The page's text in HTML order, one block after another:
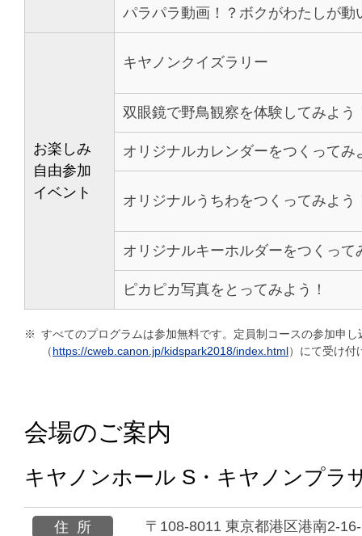
パラパラ動画！？ボクがわたしが動
お楽しみ
自由参加
イベント
キヤノンクイズラリー
双眼鏡で野鳥観察を体験してみよう
オリジナルカレンダーをつくってみ
オリジナルうちわをつくってみよう
オリジナルキーホルダーをつくって
ピカピカ写真をとってみよう！
※ すべてのプログラムは参加無料です。定員制コースの参加申
（https://cweb.canon.jp/kidspark2018/index.html）にて受け付
会場のご案内
キヤノンホール S・キヤノンプラ
住所
〒108-8011 東京都港区港南2-